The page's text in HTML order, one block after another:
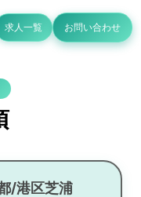
求人一覧 お問い合わせ
/港区芝浦